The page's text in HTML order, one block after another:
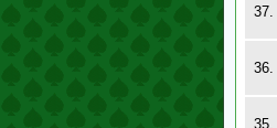
37.
36.
35.